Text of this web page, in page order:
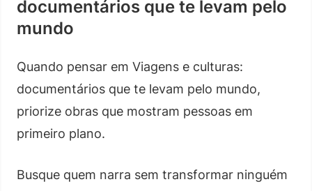
documentários que te levam pelo
mundo
Quando pensar em Viagens e culturas:
documentários que te levam pelo mundo,
priorize obras que mostram pessoas em
primeiro plano.
Busque quem narra sem transformar ninguém